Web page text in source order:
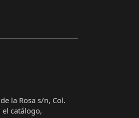
la Rosa s/n, Col.
el catálogo,